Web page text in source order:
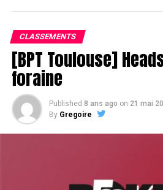
CLASSEMENTS
[BPT Toulouse]
foraine
Published 8 ans ago on 21 mai
By Gregoire